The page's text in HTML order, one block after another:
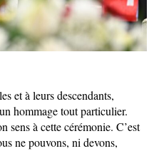
et à leurs descendants,
hommage tout particulier.
sens à cette cérémonie. C’est
ne pouvons, ni devons,